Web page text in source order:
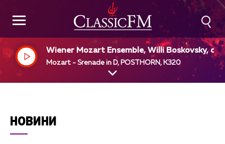
Wiener Mozart Ensemble, Willi Boskovsky, dir
Mozart - Srenade in D, POSTHORN, K320
НОВИНИ